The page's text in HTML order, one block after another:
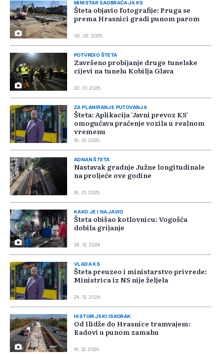
MINISTAR SAOBRAĆAJA KS
Šteta objavio fotografije: Pruga se
prema Hrasnici gradi punom parom
06. 02. 2025.
POTVRDIO ŠTETA
Završeno probijanje druge tunelske
cijevi na tunelu Kobilja Glava
23. 01. 2025.
ZA PLANIRANJE PUTOVANJA
Šteta: Aplikacija 'Javni prevoz KS'
omogućava praćenje vozila u realnom
vremenu
19. 01. 2025.
ADNAN ŠTETA
Nastavak gradnje Južne longitudinale
na proljeće ove godine
18. 01. 2025.
KAKO JE I NAJAVIO
Šteta obišao kotlovnicu: Vogošća
dobila grijanje
26. 12. 2024.
VLADA KS
Šteta preuzeo i ministarstvo privrede:
Ministrica iz NS nije željela
24. 12. 2024.
HISTORIJSKI ISKORAK
Od Ilidže do Hrasnice tramvajem:
Radovi u punom zamahu
16. 12. 2024.